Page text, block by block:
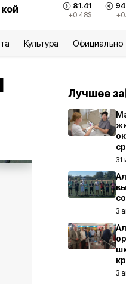
81.41
+0.48$
Культура Официально
Лучшее за
31
3
3